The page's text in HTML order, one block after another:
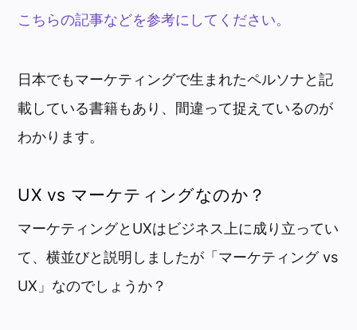
こちらの記事などを参考にしてください。
日本でもマーケティングで生まれたペルソナと記
載している書籍もあり、間違って捉えているのが
わかります。
UX vs マーケティングなのか？
マーケティングとUXはビジネス上に成り立ってい
て、横並びと説明しましたが「マーケティング vs
UX」なのでしょうか？